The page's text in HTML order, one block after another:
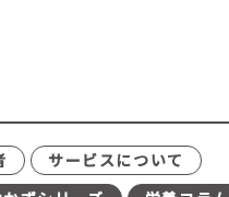
サービスについて